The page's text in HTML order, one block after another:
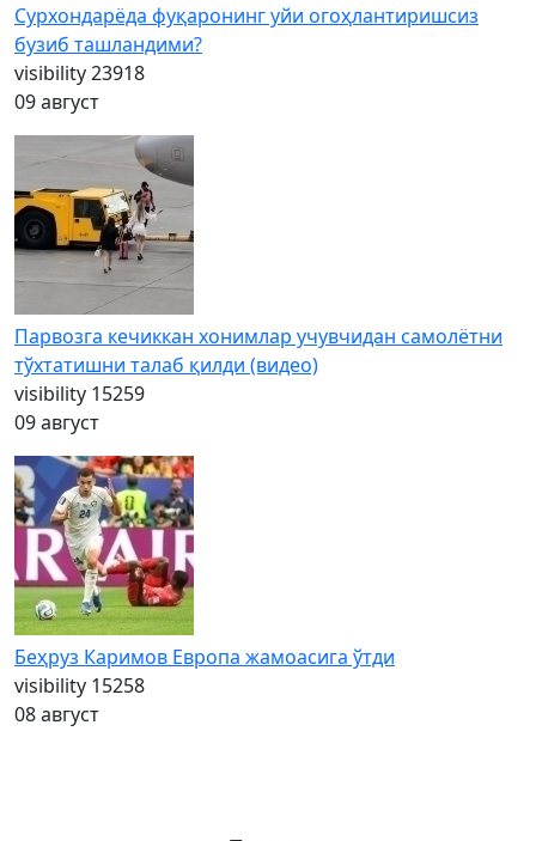
Сурхондарёда фуқаронинг уйи огоҳлантиришсиз
бузиб ташландими?
visibility23918
09 август
Парвозга кечиккан хонимлар учувчидан самолётни
тўхтатишни талаб қилди (видео)
visibility 15259
09 август
Беҳруз Каримов Европа жамоасига ўтди
visibility 15258
08 август